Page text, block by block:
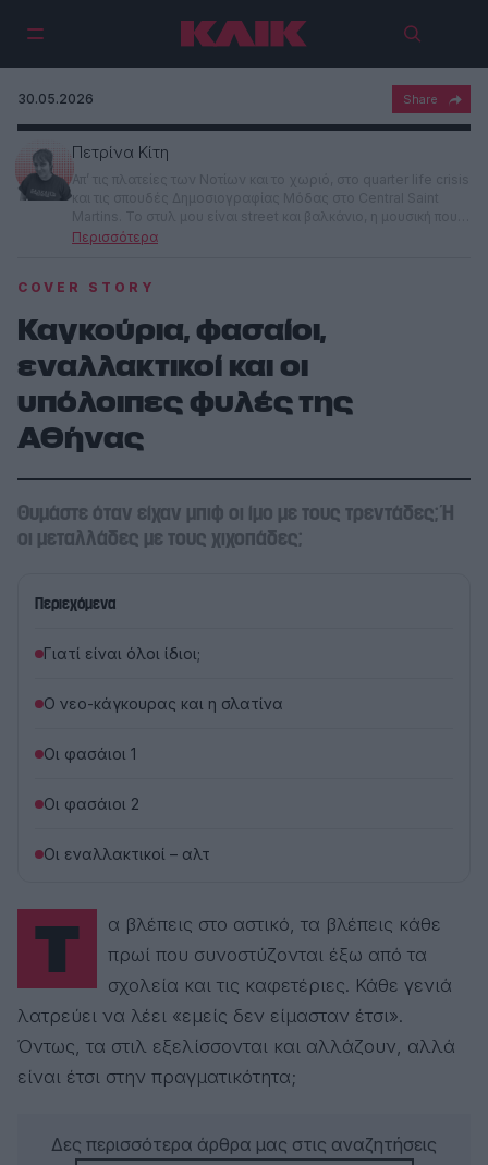
30.05.2026
COVER STORY
Καγκούρια, φασαίοι,
εναλλακτικοί και οι
υπόλοιπες φυλές της
Αθήνας
Θυμάστε όταν είχαν μπιφ οι ίμο με τους τρεντάδες; Ή
οι μεταλλάδες με τους χιχοπάδες;
Περιεχόμενα
Γιατί είναι όλοι ίδιοι;
Ο νεο-κάγκουρας και η σλατίνα
Οι φασάιοι 1
Οι φασάιοι 2
Οι εναλλακτικοί – αλτ
Τα βλέπεις στο αστικό, τα βλέπεις κάθε
πρωί που συνοστύζονται έξω από τα
σχολεία και τις καφετέριες. Κάθε γενιά
λατρεύει να λέει «εμείς δεν είμασταν έτσι».
Όντως, τα στιλ εξελίσσονται και αλλάζουν, αλλά
είναι έτσι στην πραγματικότητα;
Δες περισσότερα άρθρα μας στις αναζητήσεις
Πετρίνα Κίτη
ακούω λυρική και αθυρόστομη, και η ματιά μου –μάλλον–